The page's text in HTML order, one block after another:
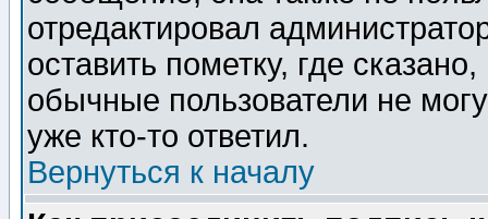
отредактировал
оставить пометку, где
обычные пользователи не
уже кто-то ответил.
Вернуться к началу